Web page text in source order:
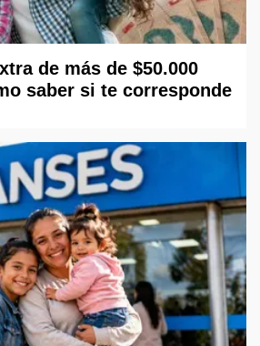
de más de $50.000
saber si te corresponde